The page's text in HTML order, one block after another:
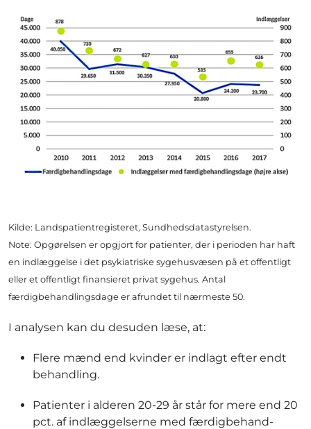
Kilde: Landspatientregisteret, Sundhedsdatastyrelsen.
Note: Opgørelsen er opgjort for patienter, der i perioden har haft
en indlæggelse i det psykiatriske sygehusvæsen på et offentligt
eller et offentligt finansieret privat sygehus. Antal
færdigbehandlingsdage er afrundet til nærmeste 50.
I analysen kan du desuden læse, at:
Flere mænd end kvinder er indlagt efter endt
behandling.
Patienter i alderen 20-29 år står for mere end 20
pct. af indlæggelserne med færdigbehand-